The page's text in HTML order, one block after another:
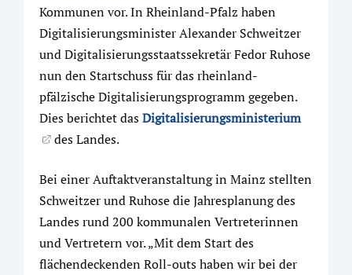
Kommunen vor. In Rheinland-Pfalz haben
Digitalisierungsminister Alexander Schweitzer
und Digitalisierungsstaatssekretär Fedor Ruhose
nun den Startschuss für das rheinland-
pfälzische Digitalisierungsprogramm gegeben.
Dies berichtet dasDigitalisierungsministerium
des Landes.
Bei einer Auftaktveranstaltung in Mainz stellten
Schweitzer und Ruhose die Jahresplanung des
Landes rund 200 kommunalen Vertreterinnen
und Vertretern vor. „Mit dem Start des
flächendeckenden Roll-outs haben wir bei der